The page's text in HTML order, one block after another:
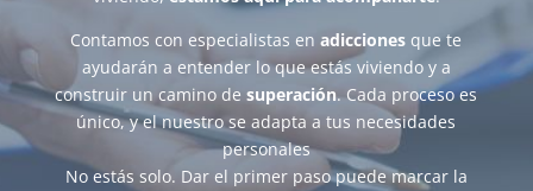
Contamos con especialistas enadicciones que te
ayudarán a entender lo que estás viviendo y a
construir un camino desuperación. Cada proceso es
único, y el nuestro se adapta a tus necesidades
personales
No estás solo. Dar el primer paso puede marcar la